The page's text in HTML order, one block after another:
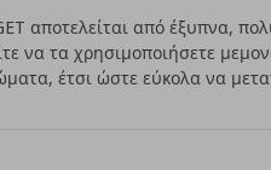
αποτελείται από έξυπνα,
να τα χρησιμοποιήσετε
έτσι ώστε εύκολα να